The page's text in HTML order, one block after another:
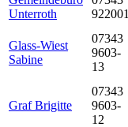
Unterroth
922001
Glass-Wiest
Sabine
07343
9603-
13
Graf Brigitte
07343
9603-
12